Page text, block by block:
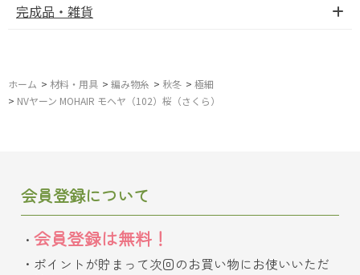
完成品・雑貨
ホーム > 材料・用具 > 編み物糸 > 秋冬 > 極細
> NVヤーン MOHAIR モヘヤ（102）桜（さくら）
会員登録について
会員登録は無料！
ポイントが貯まって次回のお買い物にお使いいただ